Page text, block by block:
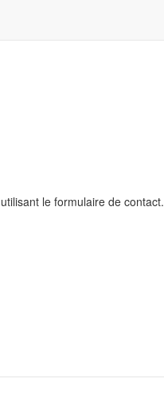
le formulaire de contact.